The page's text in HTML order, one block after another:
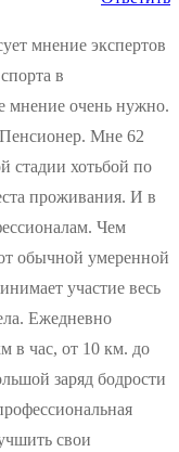
мнение экспертов
в
мнение очень нужно.
Мне 62
стадии хотьбой по
проживания. И в
Чем
обычной умеренной
участие весь
Ежедневно
в час, от 10 км. до
заряд бодрости
свои